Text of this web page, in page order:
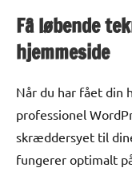
Få løbende
hjemmeside
Når du har fået din
professionel
skræddersyet til
fungerer optimalt